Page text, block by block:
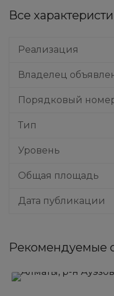
Все
Реализация
Владелец
Порядковый
Тип
Уровень
Общая площадь
Дата публикации
Рекомендуемые